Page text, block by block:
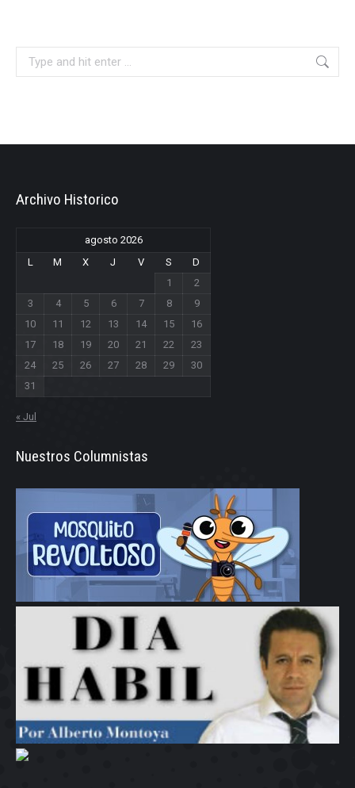
Archivo Historico
agosto 2026
L
M X J V S
D
1
2
3
4 5 6 7 8
9
10
11 12 13 14 15
16
17
18 19 20 21 22
23
24
25 26 27 28 29
30
31
« Jul
Nuestros Columnistas